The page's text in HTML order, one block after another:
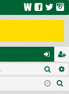
on
ne
ns
cri